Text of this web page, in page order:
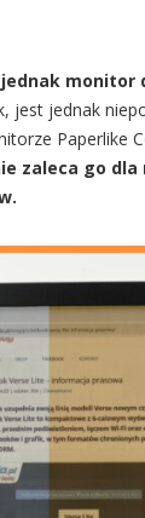
monitor
jest jednak
Paperlike
zaleca go